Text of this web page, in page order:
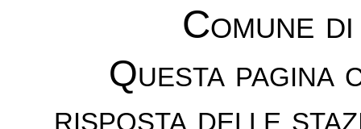
Comune
Questa
risposta delle